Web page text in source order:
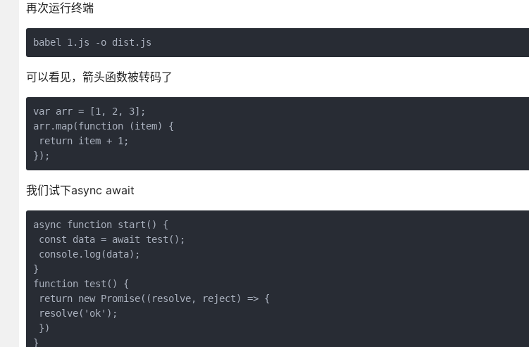
再次运行终端
babel 1.js -o dist.js
可以看见，箭头函数被转码了
var arr = [1, 2, 3];
arr.map(function (item) {
return item + 1;
});
我们试下async await
async function start() {
const data = await test();
console.log(data);
}
function test() {
return new Promise((resolve, reject) => {
resolve('ok');
})
}